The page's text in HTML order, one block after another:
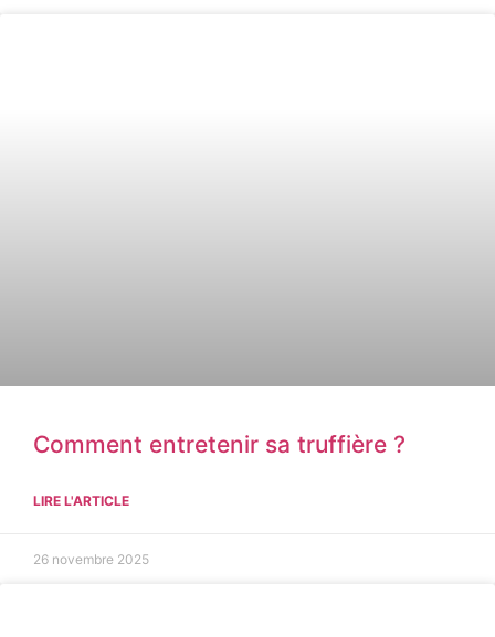
Comment entretenir sa truffière ?
LIRE L'ARTICLE
26 novembre 2025